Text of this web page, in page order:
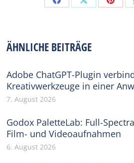
Share Share Share
ÄHNLICHE BEITRÄGE
Adobe ChatGPT-Plugin
Kreativwerkzeuge in einer
7. August 2026
Godox PaletteLab: Full-
Film- und Videoaufnahmen
6. August 2026